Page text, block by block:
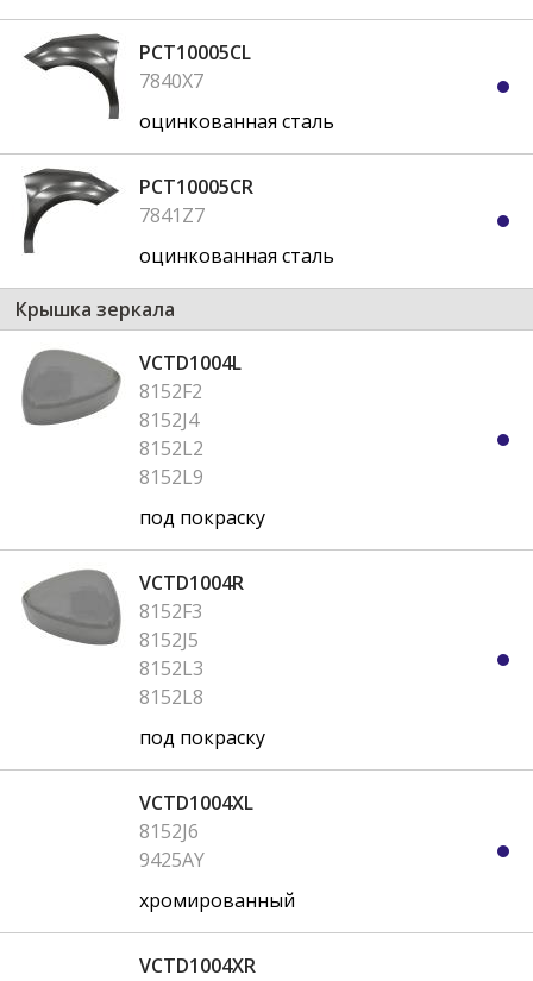
PCT10005CL
7840X7
оцинкованная сталь
PCT10005CR
7841Z7
оцинкованная сталь
Крышка зеркала
VCTD1004L
8152F2
8152J4
8152L2
8152L9
под покраску
VCTD1004R
8152F3
8152J5
8152L3
8152L8
под покраску
VCTD1004XL
8152J6
9425AY
хромированный
VCTD1004XR